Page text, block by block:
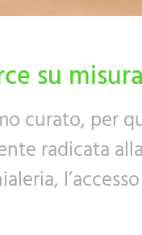
su
curato, per
radicata